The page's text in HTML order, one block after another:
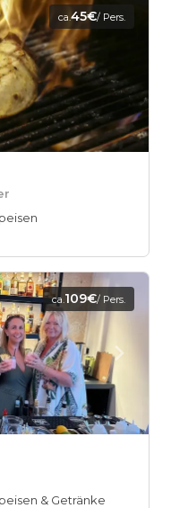
ca.45€/ Pers.
ca.109€/ Pers.
& Getränke